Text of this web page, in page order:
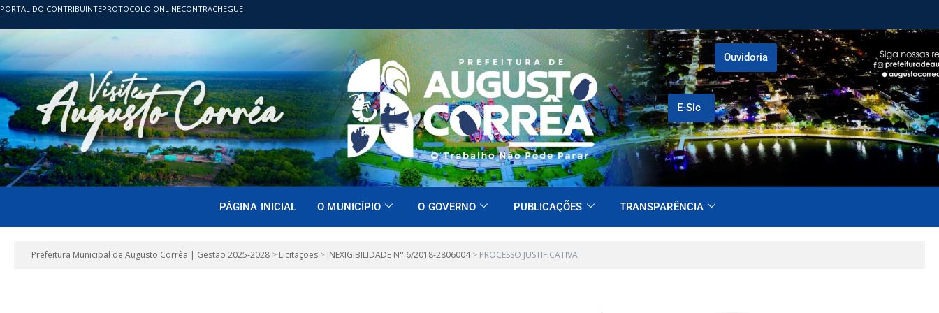
PORTAL DO CONTRIBUINTEPROTOCOLO ONLINECONTRACHEGUE
E-Sic
Ouvidoria
PÁGINA INICIAL O MUNICÍPIO O GOVERNO PUBLICAÇÕES TRANSPARÊNCIA
Prefeitura Municipal de Augusto Corrêa | Gestão 2025-2028 > Licitações > INEXIGIBILIDADE N° 6/2018-2806004> PROCESSO JUSTIFICATIVA